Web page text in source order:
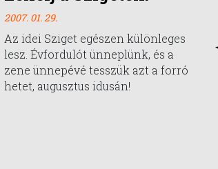
2007. 01. 29.
Az idei Sziget egészen különleges
lesz. Évfordulót ünneplünk, és a
zene ünnepévé tesszük azt a forró
hetet, augusztus idusán!